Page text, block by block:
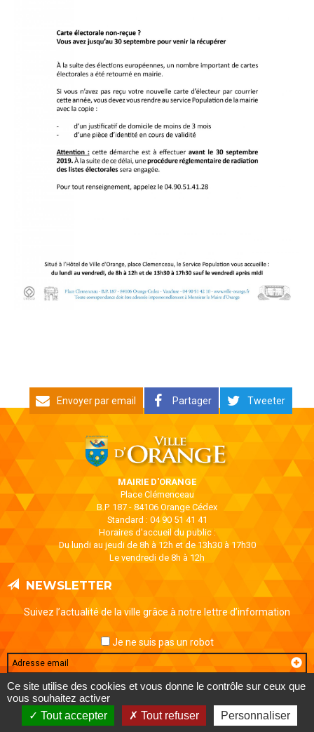
Envoyer par email Partager Tweeter
MAIRIE D'ORANGE
Place Clémenceau
B.P. 187 - 84106 Orange Cédex
Standard : 04 90 51 41 41
Horaires d'accueil du public :
Du lundi au jeudi de 8h à 12h et de 13h30 à 17h30
Le vendredi de 8h à 12h
NEWSLETTER
Suivez l’actualité de la ville grâce à notre lettre d’information
Je ne suis pas un robot
Email
MENTIONS LÉGALES DONNÉES PERSONNELLES
CONTACT
AIDE ET ACCESSIBILITÉ
PLAN DE SITE
Ce site utilise des cookies et vous donne le contrôle sur ceux que
vous souhaitez activer
Tout accepter
Tout refuser Personnaliser